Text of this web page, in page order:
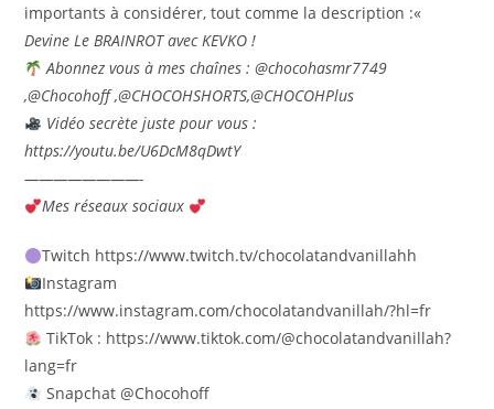
importants à considérer, tout comme la description :«
Devine Le BRAINROT avec KEVKO !
Abonnez vous à mes chaînes : @chocohasmr7749
,@Chocohoff ,@CHOCOHSHORTS,@CHOCOHPlus
Vidéo secrète juste pour vous :
https://youtu.be/U6DcM8qDwtY
————————-
Mes réseaux sociaux
Twitch https://www.twitch.tv/chocolatandvanillahh
Instagram
https://www.instagram.com/chocolatandvanillah/?hl=fr
TikTok : https://www.tiktok.com/@chocolatandvanillah?
lang=fr
Snapchat @Chocohoff